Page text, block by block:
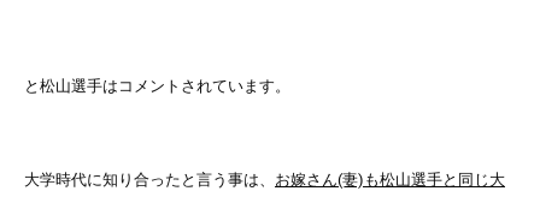
と松山選手はコメントされています。
大学時代に知り合ったと言う事は、 お嫁さん(妻)も松山選手と同じ大